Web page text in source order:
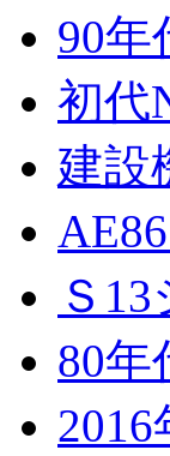
90年
初代
建設
Ｓ
80年